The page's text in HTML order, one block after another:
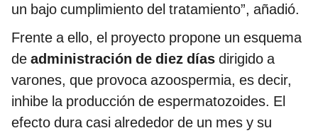
un bajo cumplimiento del tratamiento”, añadió.
Frente a ello, el proyecto propone un esquema
de administración de diez días dirigido a
varones, que provoca azoospermia, es decir,
inhibe la producción de espermatozoides. El
efecto dura casi alrededor de un mes y su